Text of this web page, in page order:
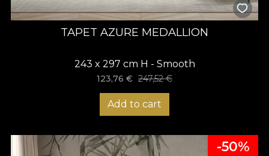
TAPET AZURE MEDALLION
243 x 297 cm H - Smooth
123,76 € 247,52€
Add to cart
-50%